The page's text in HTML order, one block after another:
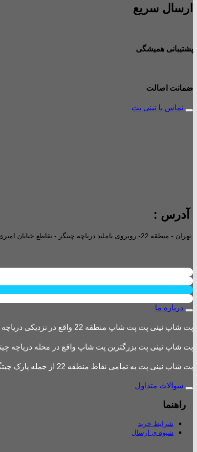
ارسال سریع
پشتیبانی همیشگی
ضمانت اصالت
تماس با نینی پت
آدرس :
تهران - منطقه 22- روبروی باملند دریاچه چیتگر - تقاطع خیابان امیری صفت و خیابان دریا - پاساژ پارامیس -ورودی A تجاری -
درباره ما
پت شاپ نینی پت پت شاپ منطقه 22 واقع در نزدیکی دریاچه چیتگر یکی از بزرگترین پت شاپ های منطقه 22 است
پت شاپ نینی پت بزرگترین پت شاپ واقع در محله دریاچه
پت شاپ نینی پت به تمامی نقاط منطقه 22 از جمله پارک چیتگرو محله های اطراف ،شهرک باقری، دهکده المپیک ، شهرک خرازی، بلوار کوهک، شهرک چیتگر ، دریاچه چیتگر و تمامی نقاط تهران ارسال دارد.
سوالات متداول
راهنما
شرایط خرید
شیوه ی ارسال